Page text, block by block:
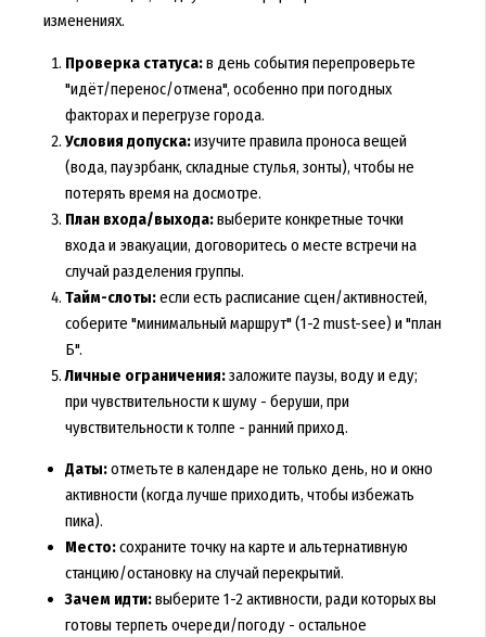
изменениях.
Проверка статуса:в день события перепроверьте
"идёт/перенос/отмена", особенно при погодных
факторах и перегрузе города.
Условия допуска:изучите правила проносa вещей
(вода, пауэрбанк, складные стулья, зонты), чтобы не
потерять время на досмотре.
План входа/выхода:выберите конкретные точки
входа и эвакуации, договоритесь о месте встречи на
случай разделения группы.
Тайм-слоты:если есть расписание сцен/активностей,
соберите "минимальный маршрут" (1-2 must-see) и "план
Б".
Личные ограничения:заложите паузы, воду и еду;
при чувствительности к шуму - беруши, при
чувствительности к толпе - ранний приход.
Даты:отметьте в календаре не только день, но и окно
активности (когда лучше приходить, чтобы избежать
пика).
Место:сохраните точку на карте и альтернативную
станцию/остановку на случай перекрытий.
Зачем идти:выберите 1-2 активности, ради которых вы
готовы терпеть очереди/погоду - остальное